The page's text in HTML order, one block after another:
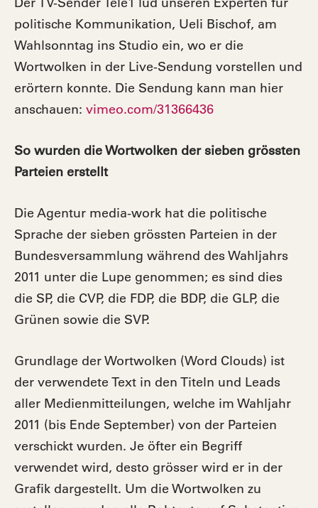
politische Kommunikation, Ueli Bischof, am
Wahlsonntag ins Studio ein, wo er die
Wortwolken in der Live-Sendung vorstellen und
erörtern konnte. Die Sendung kann man hier
anschauen: vimeo.com/31366436
So wurden die Wortwolken der sieben grössten
Parteien erstellt
Die Agentur media-work hat die politische
Sprache der sieben grössten Parteien in der
Bundesversammlung während des Wahljahrs
2011 unter die Lupe genommen; es sind dies
die SP, die CVP, die FDP, die BDP, die GLP, die
Grünen sowie die SVP.
Grundlage der Wortwolken (Word Clouds) ist
der verwendete Text in den Titeln und Leads
aller Medienmitteilungen, welche im Wahljahr
2011 (bis Ende September) von der Parteien
verschickt wurden. Je öfter ein Begriff
verwendet wird, desto grösser wird er in der
Grafik dargestellt. Um die Wortwolken zu